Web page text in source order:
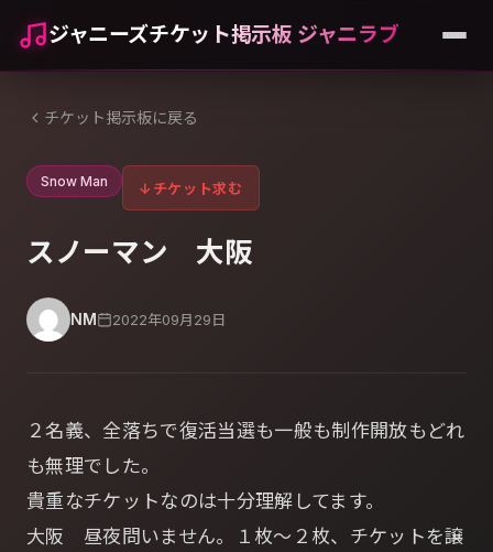
ジャニーズチケット掲示板 ジャニラブ
チケット掲示板に戻る
Snow Man ↓ チケット求む
スノーマン 大阪
NM 2022年09月29日
２名義、全落ちで復活当選も一般も制作開放もどれ
も無理でした。
貴重なチケットなのは十分理解してます。
大阪 昼夜問いません。１枚～２枚、チケットを譲